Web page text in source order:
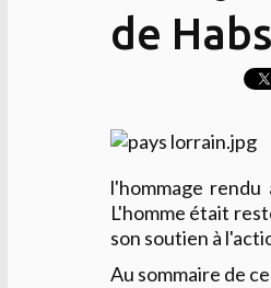
de
l'hommage
L'homme était
son soutien à
Au sommaire de